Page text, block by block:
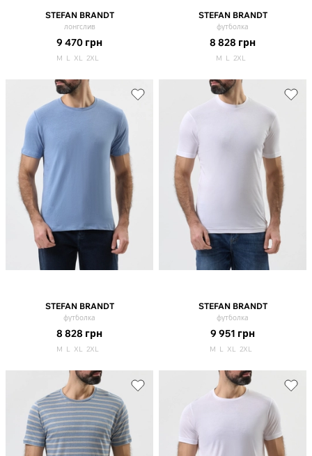
STEFAN BRANDT
лонгслив
9 470 грн
M L XL 2XL
STEFAN BRANDT
футболка
8 828 грн
M L 2XL
STEFAN BRANDT
футболка
8 828 грн
M L XL 2XL
STEFAN BRANDT
футболка
9 951 грн
M L XL 2XL